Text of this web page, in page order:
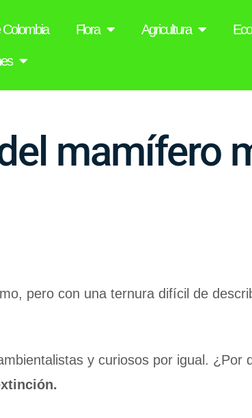
Flora Agricultura
mamífero
pero con una ternura difícil de
y curiosos por igual. ¿Por